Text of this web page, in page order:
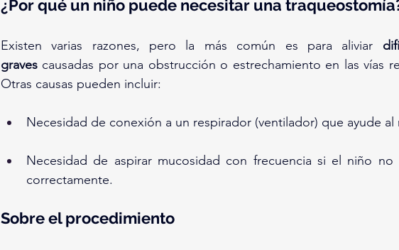
¿Por qué un niño puede necesitar una
Existen varias razones, pero la más común es para aliviar
graves causadas por una obstrucción o estrechamiento en las vías
Otras causas pueden incluir:
Necesidad de conexión a un respirador (ventilador) que ayude al
Necesidad de aspirar mucosidad con frecuencia si el niño no
correctamente.
Sobre el procedimiento